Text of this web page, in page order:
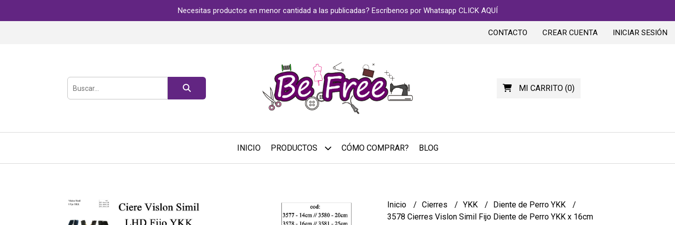
Necesitas productos en menor cantidad a las publicadas? Escríbenos por Whatsapp CLICK AQUÍ
CONTACTO CREAR CUENTA INICIAR SESIÓN
MI CARRITO(0)
INICIO PRODUCTOS CÓMO COMPRAR? BLOG
Inicio Cierres YKK
Diente de Perro YKK
3578 Cierres Vislon Simil Fijo Diente de Perro YKK x 16cm